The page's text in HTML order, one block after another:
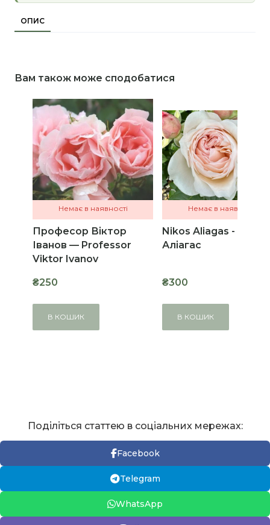
ОПИС
Вам також може сподобатися
Немає в наявності
Професор Віктор
Іванов — Professor
Viktor Ivanov
₴250
В КОШИК
Немає в наявності
Nikos Aliagas - Нікос
Аліагас
₴300
В КОШИК
Поділіться статтею в соціальних мережах:
Facebook
Telegram
WhatsApp